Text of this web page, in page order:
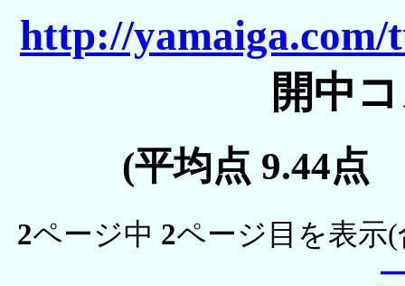
http://yamaiga.com/
開中
(平均点 9.44
2ページ中 2ページ目を表示(